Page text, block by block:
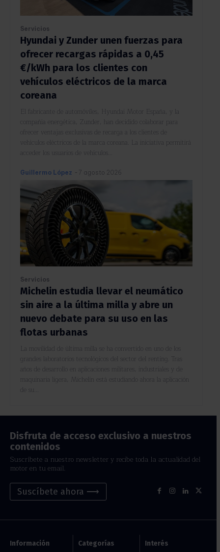
Servicios
Hyundai y Zunder unen fuerzas para
ofrecer recargas rápidas a 0,45
€/kWh para los clientes con
vehículos eléctricos de la marca
coreana
El fabricante de automóviles, Hyundai Motor España, y la
compañía energética, Zunder, han decidido colaborar para
ofrecer ventajas exclusivas de recarga a los clientes de
vehículos eléctricos de la marca coreana. La iniciativa permitirá
acceder los usuarios de vehículos...
Guillermo López - 7 agosto 2026
Servicios
Michelin estudia llevar el neumático
sin aire a la última milla y abre un
nuevo debate para su uso en las
flotas urbanas
La movilidad de última milla se ha convertido en uno de los
grandes laboratorios tecnológicos del sector del renting. Tras
años de desarrollo en aplicaciones militares, industriales y de
maquinaria ligera, Michelin está estudiando ahora la aplicación
de su...
Disfruta de acceso exclusivo a nuestros
contenidos
Suscríbete a nuestro newsletter y recibe toda la actualidad del
motor en tu email.
Suscíbete ahora ⟶
Información Categorías Interés